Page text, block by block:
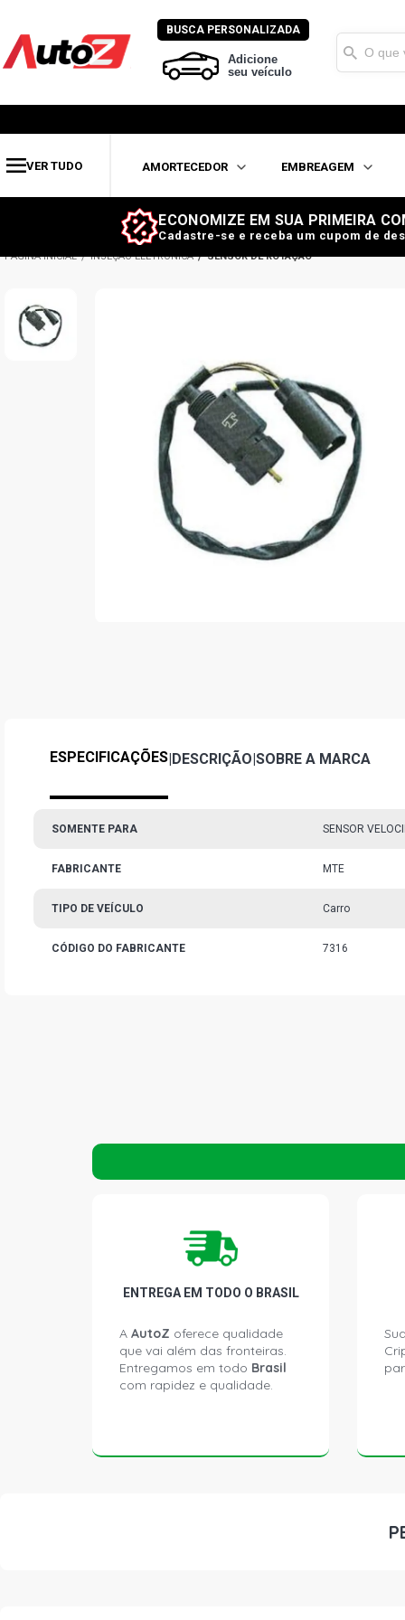
BUSCA PERSONALIZADA
Adicione
seu veículo
VER TUDO AMORTECEDOR EMBREAGEM
ECONOMIZE EM SUA PRIMEIRA
Cadastre-se e receba um cupom de
INJEÇÃO ELETRÔNICA SENSOR DE ROTAÇÃO
ESPECIFICAÇÕES|DESCRIÇÃO|SOBRE A MARCA
SOMENTE PARA SENSOR
FABRICANTE MTE
TIPO DE VEÍCULO Carro
CÓDIGO DO FABRICANTE 7316
ENTREGA EM TODO O BRASIL
A AutoZ oferece qualidade
que vai além das fronteiras.
Entregamos em todo Brasil
com rapidez e qualidade.